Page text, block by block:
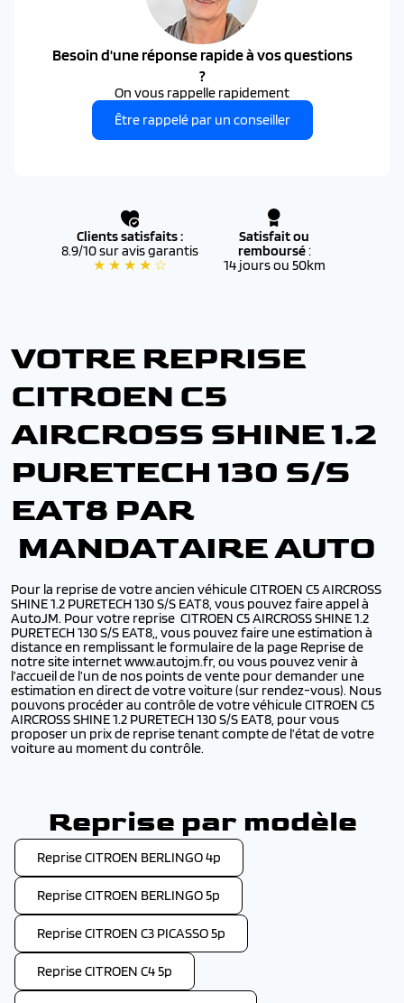
Besoin d'une réponse rapide à vos questions
?
On vous rappelle rapidement
Être rappelé par un conseiller
Clients satisfaits :
8.9/10 sur avis garantis
★ ★ ★ ★ ☆
Satisfait ou
remboursé:
14 jours ou 50km
VOTRE REPRISE
CITROEN C5
AIRCROSS SHINE 1.2
PURETECH 130 S/S
EAT8 PAR
MANDATAIRE AUTO
Pour la reprise de votre ancien véhicule CITROEN C5 AIRCROSS
SHINE 1.2 PURETECH 130 S/S EAT8, vous pouvez faire appel à
AutoJM. Pour votre reprise CITROEN C5 AIRCROSS SHINE 1.2
PURETECH 130 S/S EAT8,, vous pouvez faire une estimation à
distance en remplissant le formulaire de la page Reprise de
notre site internet www.autojm.fr, ou vous pouvez venir à
l’accueil de l’un de nos points de vente pour demander une
estimation en direct de votre voiture (sur rendez-vous). Nous
pouvons procéder au contrôle de votre véhicule CITROEN C5
AIRCROSS SHINE 1.2 PURETECH 130 S/S EAT8, pour vous
proposer un prix de reprise tenant compte de l’état de votre
voiture au moment du contrôle.
Reprise par modèle
Reprise CITROEN BERLINGO 4p
Reprise CITROEN BERLINGO 5p
Reprise CITROEN C3 PICASSO 5p
Reprise CITROEN C4 5p